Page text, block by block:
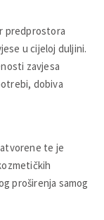
predprostora
u cijeloj duljini.
zavjesa
dobiva
te je
proširenja samog